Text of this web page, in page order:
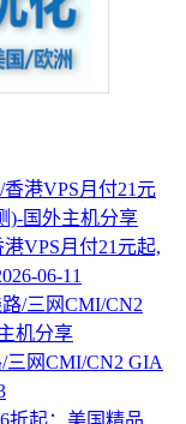
VPS月付21元起,
06-11
网CMI/CN2 GIA